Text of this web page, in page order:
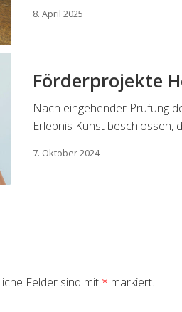
8. April 2025
Förderprojekte
Nach eingehender Prüfung
Erlebnis Kunst
7. Oktober 2024
Felder sind mit * markiert.